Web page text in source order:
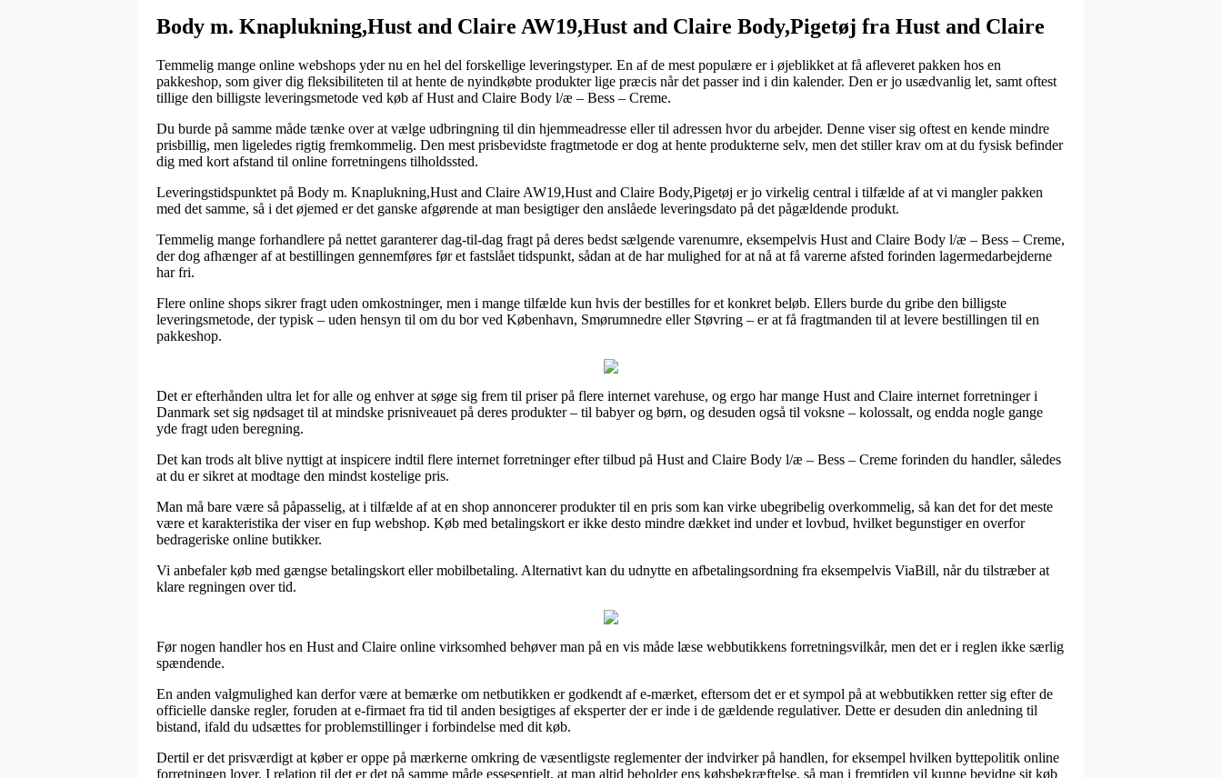
Body m. Knaplukning,Hust and Claire AW19,Hust and Claire Body,Pigetøj fra Hust and Claire
Temmelig mange online webshops yder nu en hel del forskellige leveringstyper. En af de mest populære er i øjeblikket at få afleveret pakken hos en
pakkeshop, som giver dig fleksibiliteten til at hente de nyindkøbte produkter lige præcis når det passer ind i din kalender. Den er jo usædvanlig let, samt oftest
tillige den billigste leveringsmetode ved køb af Hust and Claire Body l/æ – Bess – Creme.
Du burde på samme måde tænke over at vælge udbringning til din hjemmeadresse eller til adressen hvor du arbejder. Denne viser sig oftest en kende mindre
prisbillig, men ligeledes rigtig fremkommelig. Den mest prisbevidste fragtmetode er dog at hente produkterne selv, men det stiller krav om at du fysisk befinder
dig med kort afstand til online forretningens tilholdssted.
Leveringstidspunktet på Body m. Knaplukning,Hust and Claire AW19,Hust and Claire Body,Pigetøj er jo virkelig central i tilfælde af at vi mangler pakken
med det samme, så i det øjemed er det ganske afgørende at man besigtiger den anslåede leveringsdato på det pågældende produkt.
Temmelig mange forhandlere på nettet garanterer dag-til-dag fragt på deres bedst sælgende varenumre, eksempelvis Hust and Claire Body l/æ – Bess – Creme,
der dog afhænger af at bestillingen gennemføres før et fastslået tidspunkt, sådan at de har mulighed for at nå at få varerne afsted forinden lagermedarbejderne
har fri.
Flere online shops sikrer fragt uden omkostninger, men i mange tilfælde kun hvis der bestilles for et konkret beløb. Ellers burde du gribe den billigste
leveringsmetode, der typisk – uden hensyn til om du bor ved København, Smørumnedre eller Støvring – er at få fragtmanden til at levere bestillingen til en
pakkeshop.
Det er efterhånden ultra let for alle og enhver at søge sig frem til priser på flere internet varehuse, og ergo har mange Hust and Claire internet forretninger i
Danmark set sig nødsaget til at mindske prisniveauet på deres produkter – til babyer og børn, og desuden også til voksne – kolossalt, og endda nogle gange
yde fragt uden beregning.
Det kan trods alt blive nyttigt at inspicere indtil flere internet forretninger efter tilbud på Hust and Claire Body l/æ – Bess – Creme forinden du handler, således
at du er sikret at modtage den mindst kostelige pris.
Man må bare være så påpasselig, at i tilfælde af at en shop annoncerer produkter til en pris som kan virke ubegribelig overkommelig, så kan det for det meste
være et karakteristika der viser en fup webshop. Køb med betalingskort er ikke desto mindre dækket ind under et lovbud, hvilket begunstiger en overfor
bedrageriske online butikker.
Vi anbefaler køb med gængse betalingskort eller mobilbetaling. Alternativt kan du udnytte en afbetalingsordning fra eksempelvis ViaBill, når du tilstræber at
klare regningen over tid.
Før nogen handler hos en Hust and Claire online virksomhed behøver man på en vis måde læse webbutikkens forretningsvilkår, men det er i reglen ikke særlig
spændende.
En anden valgmulighed kan derfor være at bemærke om netbutikken er godkendt af e-mærket, eftersom det er et sympol på at webbutikken retter sig efter de
officielle danske regler, foruden at e-firmaet fra tid til anden besigtiges af eksperter der er inde i de gældende regulativer. Dette er desuden din anledning til
bistand, ifald du udsættes for problemstillinger i forbindelse med dit køb.
Dertil er det prisværdigt at køber er oppe på mærkerne omkring de væsentligste reglementer der indvirker på handlen, for eksempel hvilken byttepolitik online
forretningen lover. I relation til det er det på samme måde essesentielt, at man altid beholder ens købsbekræftelse, så man i fremtiden vil kunne bevidne sit køb